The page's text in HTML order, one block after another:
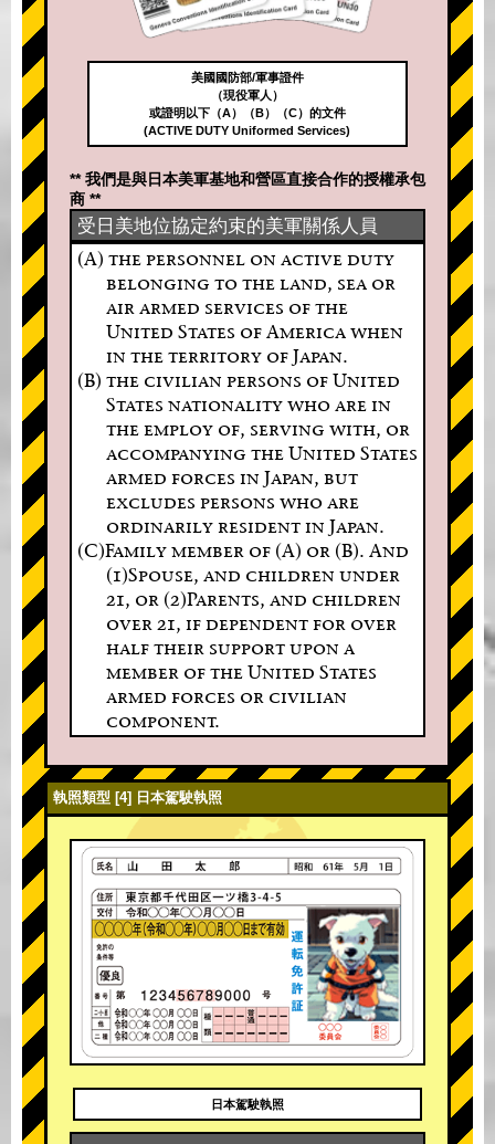
美國國防部/軍事證件
（現役軍人）
或證明以下（A）（B）（C）的文件
(ACTIVE DUTY Uniformed Services)
** 我們是與日本美軍基地和營區直接合作的授權承包
商 **
受日美地位協定約束的美軍關係人員
(A) the personnel on active duty
belonging to the land, sea or
air armed services of the
United States of America when
in the territory of Japan.
(B) the civilian persons of United
States nationality who are in
the employ of, serving with, or
accompanying the United States
armed forces in Japan, but
excludes persons who are
ordinarily resident in Japan.
(C)Family member of (A) or (B). And
(1)Spouse, and children under
21, or (2)Parents, and children
over 21, if dependent for over
half their support upon a
member of the United States
armed forces or civilian
component.
執照類型 [4] 日本駕駛執照
日本駕駛執照